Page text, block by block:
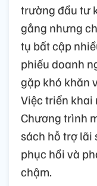
trường đầu tư
gắng nhưng
tụ bất cập
phiếu doanh
gặp khó khăn
Việc triển khai
Chương trình
sách hỗ trợ lãi
phục hồi và
chậm.